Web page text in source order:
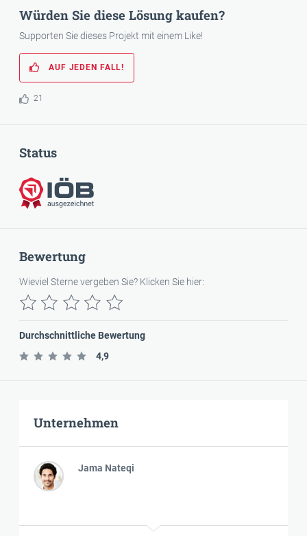
Würden Sie diese Lösung kaufen?
Supporten Sie dieses Projekt mit einem Like!
AUF JEDEN FALL!
21
Status
IÖB-ausgezeichnet
Bewertung
Wieviel Sterne vergeben Sie? Klicken Sie hier:
Durchschnittliche Bewertung
4,9
Unternehmen
Jama Nateqi